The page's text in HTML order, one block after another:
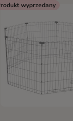
wyprzedany